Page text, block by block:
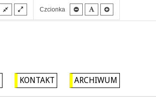
Stały
układ
Szeroki
układCzcionka
Mniejsza
czcionka
Domyślna
czcionka
KONTAKT ARCHIWUM